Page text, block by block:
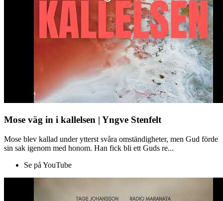
Mose väg in i kallelsen | Yngve Stenfelt
Mose blev kallad under ytterst svåra omständigheter, men Gud förde
sin sak igenom med honom. Han fick bli ett Guds re...
Se på YouTube